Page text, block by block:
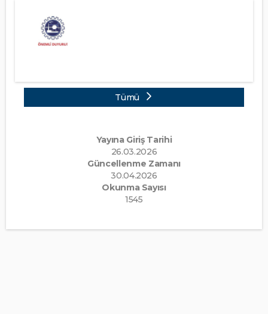
Tümü
Yayına Giriş Tarihi
26.03.2026
Güncellenme Zamanı
30.04.2026
Okunma Sayısı
1545